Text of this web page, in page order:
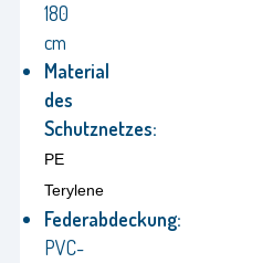
180
cm
Material
des
Schutznetzes:
PE
Terylene
Federabdeckung:
PVC-